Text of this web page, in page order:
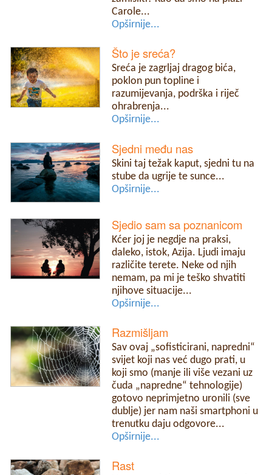
Carole...
Opširnije...
Što je sreća?
Sreća je zagrljaj dragog bića,
poklon pun topline i
razumijevanja, podrška i riječ
ohrabrenja...
Opširnije...
Sjedni među nas
Skini taj težak kaput, sjedni tu na
stube da ugrije te sunce...
Opširnije...
Sjedio sam sa poznanicom
Kćer joj je negdje na praksi,
daleko, istok, Azija. Ljudi imaju
različite terete. Neke od njih
nemam, pa mi je teško shvatiti
njihove situacije...
Opširnije...
Razmišljam
Sav ovaj „sofisticirani, napredni“
svijet koji nas već dugo prati, u
koji smo (manje ili više vezani uz
čuda „napredne“ tehnologije)
gotovo neprimjetno uronili (sve
dublje) jer nam naši smartphoni u
trenutku daju odgovore...
Opširnije...
Rast